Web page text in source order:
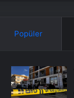
Popüler